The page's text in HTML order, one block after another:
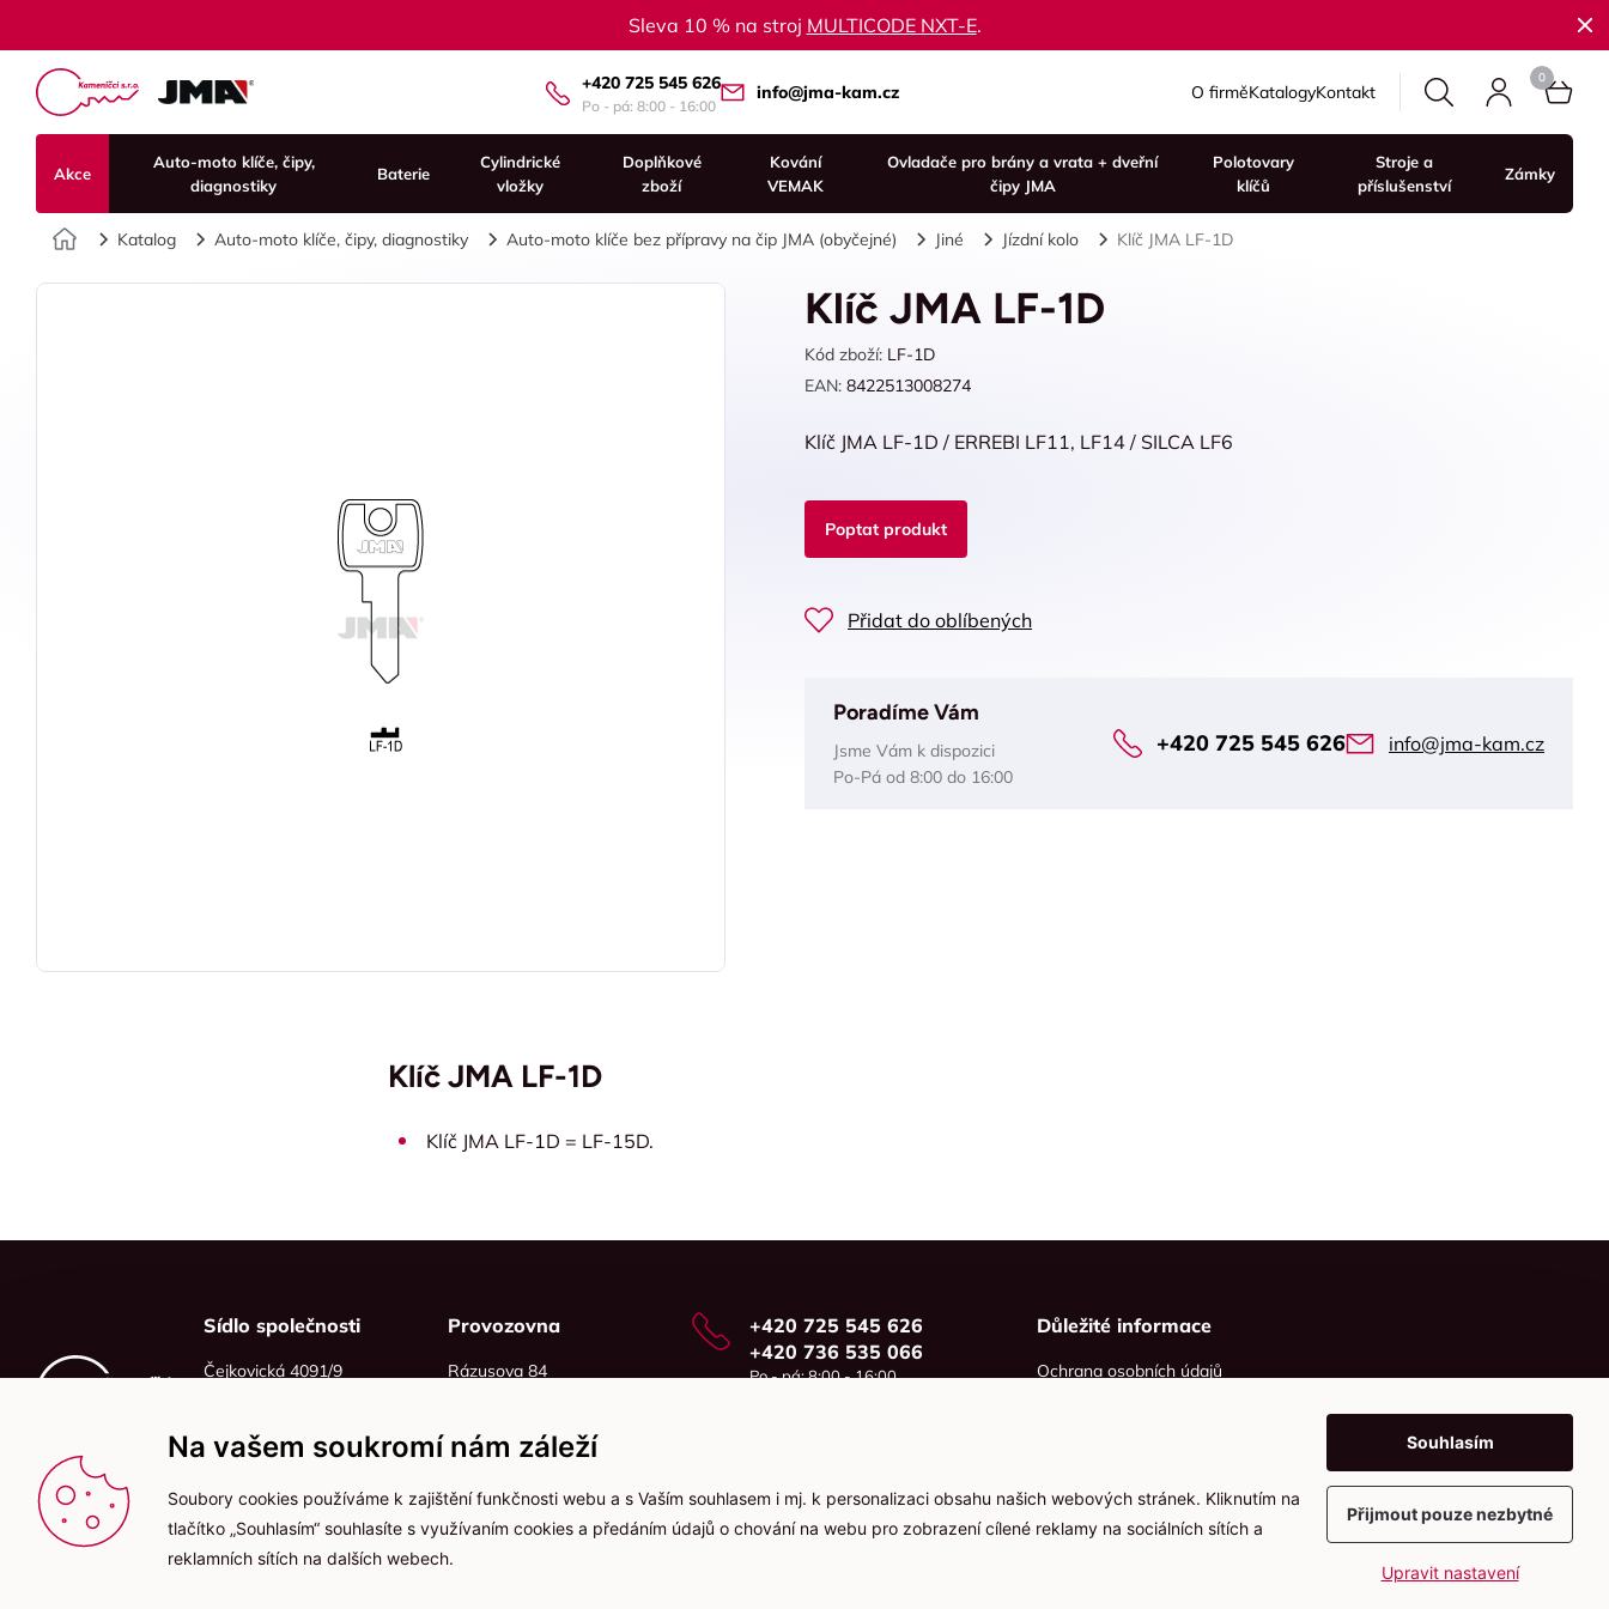
Sleva 10 % na stroj MULTICODE NXT-E.
+420 725 545 626
Po - pá: 8:00 - 16:00
info@jma-kam.cz O firměKatalogyKontakt
Akce
Auto-moto klíče, čipy,
diagnostiky
Baterie
Cylindrické
vložky
Doplňkové
zboží
Kování
VEMAK
Ovladače pro brány a vrata + dveřní
čipy JMA
Polotovary
klíčů
Stroje a
příslušenství
Zámky
Úvod
Katalog Auto-moto klíče, čipy, diagnostiky Auto-moto klíče bez přípravy na čip JMA (obyčejné) Jiné Jízdní kolo Klíč JMA LF-1D
Klíč JMA LF-1D
Kód zboží: LF-1D
EAN: 8422513008274
Klíč JMA LF-1D / ERREBI LF11, LF14 / SILCA LF6
Poptat produkt
Přidat do oblíbených
Poradíme Vám
Jsme Vám k dispozici
Po-Pá od 8:00 do 16:00
+420 725 545 626 info@jma-kam.cz
Klíč JMA LF-1D
Klíč JMA LF-1D = LF-15D.
Sídlo společnosti
Čejkovická 4091/9
IČO: 06215319
DIČ: CZ06215319
Provozovna
Rázusova 84
+420 725 545 626
+420 736 535 066
Po - pá: 8:00 - 16:00
Důležité informace
Ochrana osobních údajů
VytvořilwebProgress
Na vašem soukromí nám záleží
Soubory cookies používáme k zajištění funkčnosti webu a s Vaším souhlasem i mj. k personalizaci obsahu našich webových stránek. Kliknutím na
tlačítko „Souhlasím“ souhlasíte s využívaním cookies a předáním údajů o chování na webu pro zobrazení cílené reklamy na sociálních sítích a
reklamních sítích na dalších webech.
Souhlasím
Přijmout pouze nezbytné
Upravit nastavení